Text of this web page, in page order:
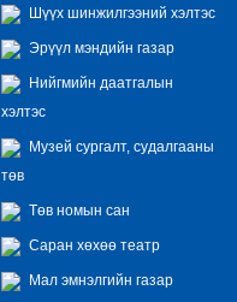
Шүүх шинжилгээний хэлтэс
Эрүүл мэндийн газар
Нийгмийн даатгалын
хэлтэс
Музей сургалт, судалгааны
төв
Төв номын сан
Саран хөхөө театр
Мал эмнэлгийн газар